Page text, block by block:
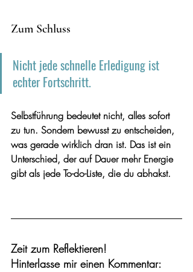
Zum Schluss
Nicht jede schnelle Erledigung ist
echter Fortschritt.
Selbstführung bedeutet nicht, alles sofort
zu tun. Sondern bewusst zu entscheiden,
was gerade wirklich dran ist. Das ist ein
Unterschied, der auf Dauer mehr Energie
gibt als jede To-do-Liste, die du abhakst.
Zeit zum Reflektieren!
Hinterlasse mir einen Kommentar: